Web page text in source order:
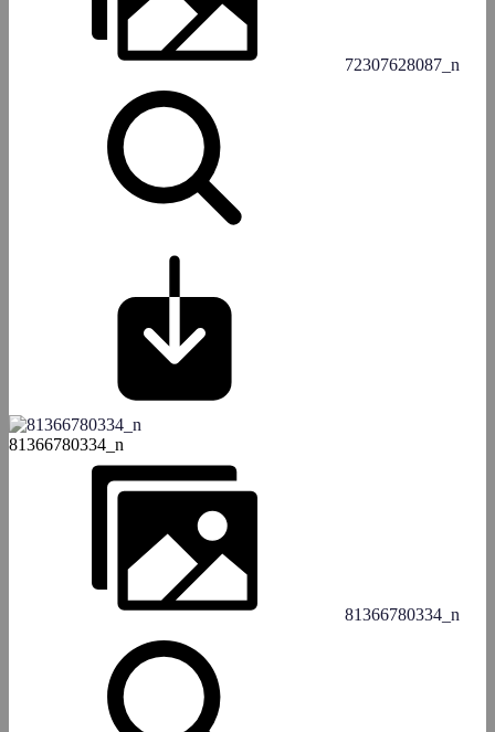
72307628087_n
81366780334_n
81366780334_n